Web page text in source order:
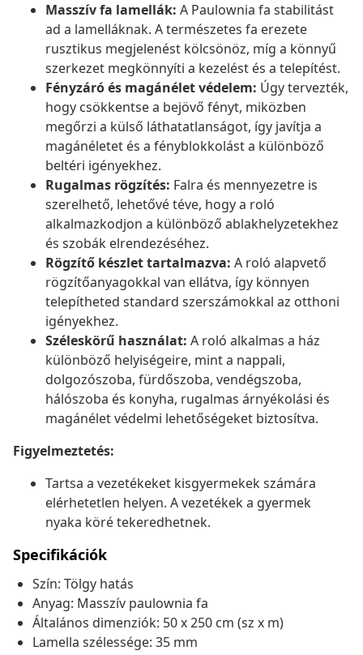
Masszív fa lamellák: A Paulownia fa stabilitást
ad a lamelláknak. A természetes fa erezete
rusztikus megjelenést kölcsönöz, míg a könnyű
szerkezet megkönnyíti a kezelést és a telepítést.
Fényzáró és magánélet védelem: Úgy tervezték,
hogy csökkentse a bejövő fényt, miközben
megőrzi a külső láthatatlanságot, így javítja a
magánéletet és a fényblokkolást a különböző
beltéri igényekhez.
Rugalmas rögzítés: Falra és mennyezetre is
szerelhető, lehetővé téve, hogy a roló
alkalmazkodjon a különböző ablakhelyzetekhez
és szobák elrendezéséhez.
Rögzítő készlet tartalmazva: A roló alapvető
rögzítőanyagokkal van ellátva, így könnyen
telepítheted standard szerszámokkal az otthoni
igényekhez.
Széleskörű használat: A roló alkalmas a ház
különböző helyiségeire, mint a nappali,
dolgozószoba, fürdőszoba, vendégszoba,
hálószoba és konyha, rugalmas árnyékolási és
magánélet védelmi lehetőségeket biztosítva.
Figyelmeztetés:
Tartsa a vezetékeket kisgyermekek számára
elérhetetlen helyen. A vezetékek a gyermek
nyaka köré tekeredhetnek.
Specifikációk
Szín: Tölgy hatás
Anyag: Masszív paulownia fa
Általános dimenziók: 50 x 250 cm (sz x m)
Lamella szélessége: 35 mm